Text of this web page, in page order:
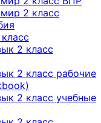
2 класс
2 класс
2 класс рабочие
2 класс учебные